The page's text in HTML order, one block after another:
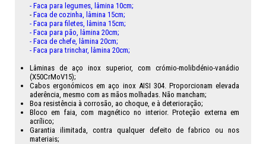
- Faca para legumes, lâmina 10cm;
- Faca de cozinha, lâmina 15cm;
- Faca para filetes, lâmina 15cm;
- Faca para pão, lâmina 20cm;
- Faca de chefe, lâmina 20cm;
- Faca para trinchar, lâmina 20cm;
Lâminas de aço inox superior, com crómio-molibdénio-vanádio
(X50CrMoV15);
Cabos ergonómicos em aço inox AISI 304. Proporcionam elevada
aderência, mesmo com as mãos molhadas. Não mancham;
Boa resistência à corrosão, ao choque, e à deterioração;
Bloco em faia, com magnético no interior. Proteção externa em
acrílico;
Garantia ilimitada, contra qualquer defeito de fabrico ou nos
materiais;